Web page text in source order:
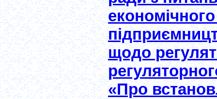
щодо
«Про